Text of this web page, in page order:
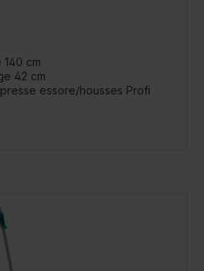
cm
42 cm
essore/housses Profi